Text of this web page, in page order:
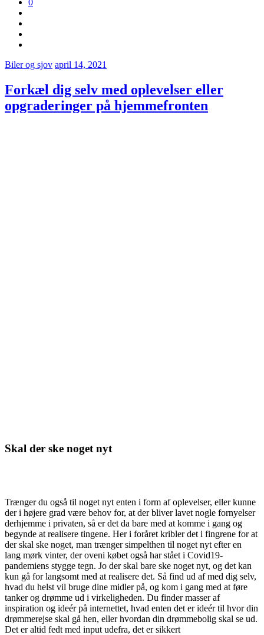
Biler og sjov april 14, 2021
Forkæl dig selv med oplevelser eller
opgraderinger på hjemmefronten
Skal der ske noget nyt
Trænger du også til noget nyt enten i form af oplevelser, eller kunne
der i højere grad være behov for, at der bliver lavet nogle fornyelser
derhjemme i privaten, så er det da bare med at komme i gang og
begynde at realisere tingene. Her i foråret kribler det i fingrene for at
der skal ske noget, man trænger simpelthen til noget nyt efter en
lang mørk vinter, der oveni købet også har stået i Covid19-
pandemiens stygge tegn. Jo der skal bare ske noget nyt, og det kan
kun gå for langsomt med at realisere det. Så find ud af med dig selv,
hvad du helst vil bruge dine midler på, og kom i gang med at føre
tanker og drømme ud i virkeligheden. Du finder masser af
inspiration og ideér på internettet, hvad enten det er ideér til hvor din
drømmerejse skal gå hen, eller hvordan din drømmebolig skal se ud.
Det er altid fedt med input udefra, det er sikkert